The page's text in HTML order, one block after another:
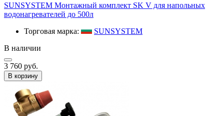
SUNSYSTEM Монтажный комплект SK V для напольных
водонагревателей до 500л
Торговая марка:
SUNSYSTEM
В наличии
3 760 руб.
В корзину